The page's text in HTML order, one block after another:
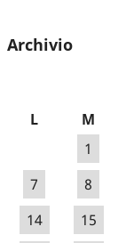
Archivio
L M
1
7
8
14
15